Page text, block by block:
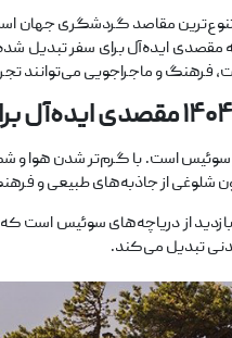
فرهنگ و ماجراجویی می‌توانند
۱۴۰۴مقصدی ایده‌آل
از سوئیس است. با گرم‌تر شدن
شلوغی از جاذبه‌های طبیعی و
از دریاچه‌های سوئیس است که
تبدیل می‌کند.